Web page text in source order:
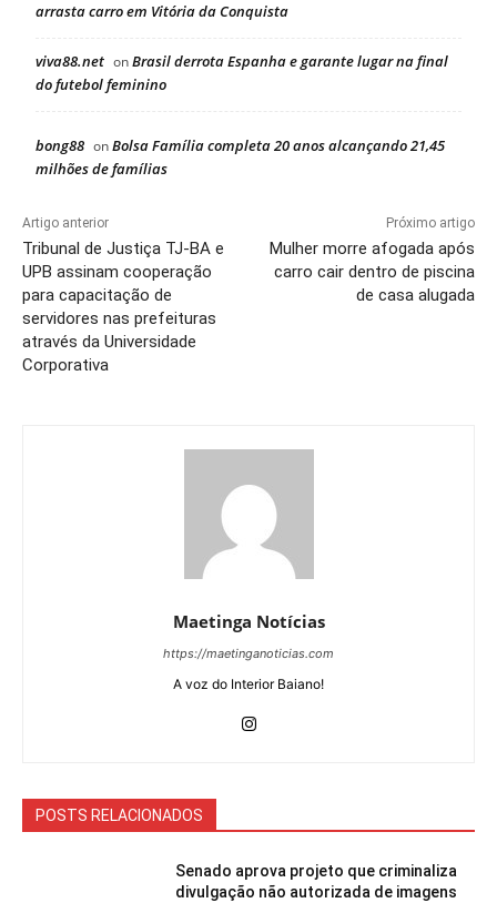
arrasta carro em Vitória da Conquista
viva88.net onBrasil derrota Espanha e garante lugar na final
do futebol feminino
bong88 onBolsa Família completa 20 anos alcançando 21,45
milhões de famílias
Artigo anterior
Tribunal de Justiça TJ-BA e
UPB assinam cooperação
para capacitação de
servidores nas prefeituras
através da Universidade
Corporativa
Próximo artigo
Mulher morre afogada após
carro cair dentro de piscina
de casa alugada
Maetinga Notícias
https://maetinganoticias.com
A voz do Interior Baiano!
POSTS RELACIONADOS
Senado aprova projeto que criminaliza
divulgação não autorizada de imagens